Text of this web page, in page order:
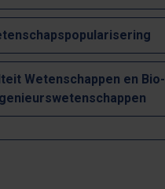
Wetenschappen en Bio-